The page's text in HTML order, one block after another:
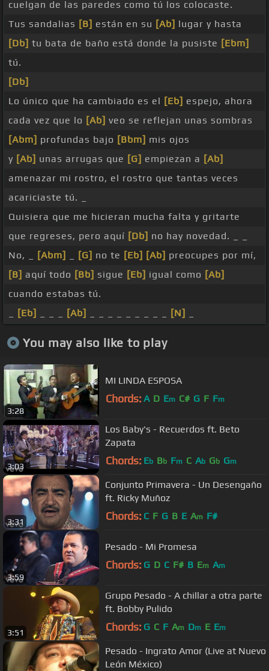
cuelgan de las paredes como tú los colocaste.
Tus sandalias [B] están en su [Ab] lugar y hasta
[Db] tu bata de baño está donde la pusiste [Ebm]
tú.
[Db]
Lo único que ha cambiado es el [Eb] espejo, ahora
cada vez que lo [Ab] veo se reflejan unas sombras
[Abm] profundas bajo [Bbm] mis ojos
y [Ab] unas arrugas que [G] empiezan a [Ab]
amenazar mi rostro, el rostro que tantas veces
acariciaste tú. _
Quisiera que me hicieran mucha falta y gritarte
que regreses, pero aquí [Db] no hay novedad. _ _
No, _
[Abm] [G] no te [Eb] [Ab] preocupes por mí,
[B] aquí todo [Bb] sigue [Eb] igual como [Ab]
cuando estabas tú.
[Eb] [Ab] [N]
You may also like to play
3:28
MI LINDA ESPOSA
Chords: A D Em C# G F Fm
3:03
Los Baby's - Recuerdos ft. Beto
Zapata
Chords: Eb Bb Fm C Ab Gb Gm
3:31
Conjunto Primavera - Un Desengaño
ft. Ricky Muñoz
Chords: C F G B E Am F#
3:59
Pesado - Mi Promesa
Chords: G D C F# B Em Am
3:51
Grupo Pesado - A chillar a otra parte
ft. Bobby Pulido
Chords: G C F Am Dm E Em
Pesado - Ingrato Amor (Live at Nuevo
León México)